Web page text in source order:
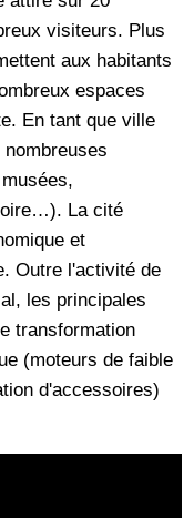
visiteurs. Plus
aux habitants
espaces
En tant que ville
La cité
et
Outre l'activité de
les principales
transformation
(moteurs de faible
d'accessoires)